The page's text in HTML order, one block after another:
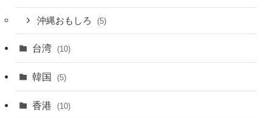
沖縄おもしろ (5)
台湾 (10)
韓国 (5)
香港 (10)